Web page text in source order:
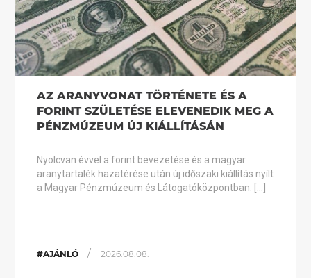
AZ ARANYVONAT TÖRTÉNETE ÉS A
FORINT SZÜLETÉSE ELEVENEDIK MEG A
PÉNZMÚZEUM ÚJ KIÁLLÍTÁSÁN
Nyolcvan évvel a forint bevezetése és a magyar
aranytartalék hazatérése után új időszaki kiállítás nyílt
a Magyar Pénzmúzeum és Látogatóközpontban. […]
#AJÁNLÓ / 2026.08.08.